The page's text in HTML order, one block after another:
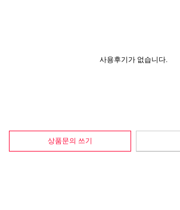
사용후기가 없습니다.
상품문의 쓰기